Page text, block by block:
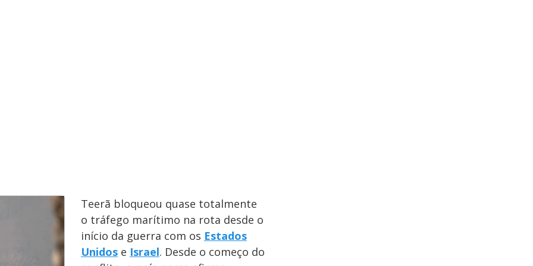
Teerã bloqueou quase totalmente
o tráfego marítimo na rota desde o
início da guerra com os Estados
Unidos e Israel. Desde o começo do